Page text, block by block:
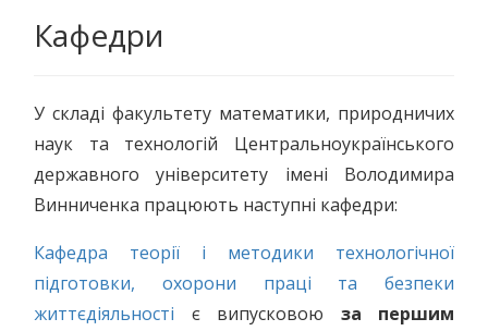
Кафедри
У складі факультету математики, природничих
наук та технологій Центральноукраїнського
державного університету імені Володимира
Винниченка працюють наступні кафедри:
Кафедра теорії і методики технологічної
підготовки, охорони праці та безпеки
життєдіяльності є випусковою за першим